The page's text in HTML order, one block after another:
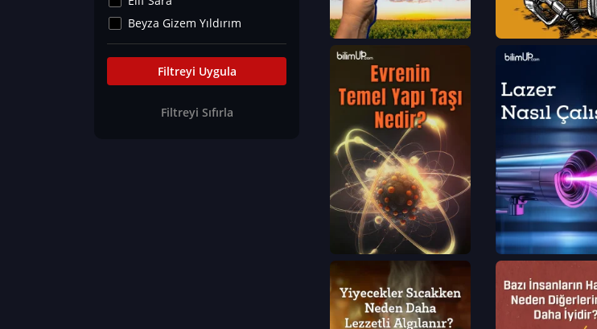
Merakoloji
Eğitim Bilimleri
Beyza Gizem Yıldırım
İlknur İyigökler
Büşra Elif Kıvrak
Can TORUN
Filtreyi Uygula
Filtreyi Sıfırla